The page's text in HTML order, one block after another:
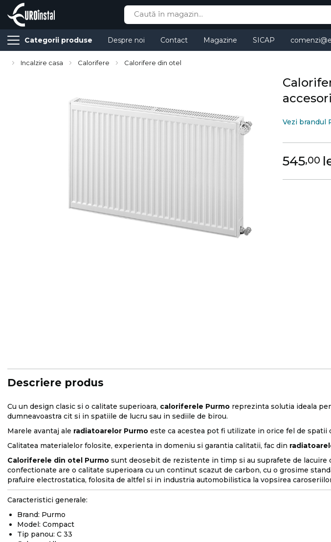
Cauta
Categorii produse Despre noi Contact Magazine SICAP
Incalzire casa Calorifere Calorifere din otel
Vezi brandul
545,00
Descriere produs
Cu un design clasic si o calitate superioara, caloriferele Purmo reprezinta solutia ideala
dumneavoastra cit si in spatiile de lucru sau in sediile de birou.
Marele avantaj ale radiatoarelor Purmo este ca acestea pot fi utilizate in orice fel de
Calitatea materialelor folosite, experienta in domeniu si garantia calitatii, fac din
Caloriferele din otel Purmo sunt deosebit de rezistente in timp si au suprafete de lacuire
confectionate are o calitate superioara cu un continut scazut de carbon, cu o grosime
prafuire electrostatica, folosita de altfel si in industria automobilistica la vopsirea
Caracteristici generale:
Brand: Purmo
Model: Compact
Tip panou: C 33